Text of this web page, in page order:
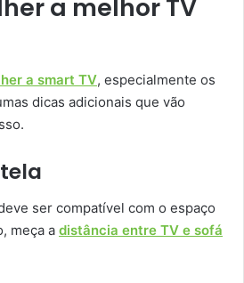
a melhor TV
a smart TV, especialmente os
dicas adicionais que vão
ser compatível com o espaço
meça a distância entre TV e sofá